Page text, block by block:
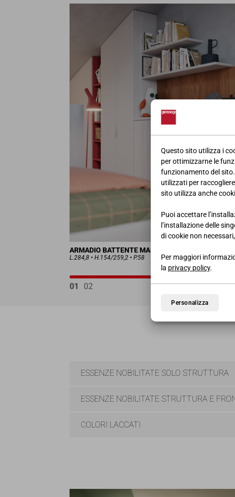
Questo sito utilizza i
per ottimizzarne le
funzionamento del
utilizzati per
sito utilizza anche
Puoi accettare
l’installazione delle
di cookie non
Per maggiori
la privacy policy.
Personalizza
ARMADIO BATTENTE MANSARDATO
L.284,8 • H.154/259,2 • P.58
01 02
ESSENZE NOBILITATE SOLO STRUTTURA
ESSENZE NOBILITATE STRUTTURA E
COLORI LACCATI